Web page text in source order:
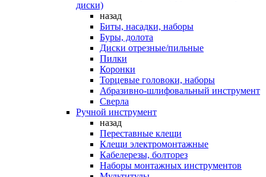
диски)
назад
Биты, насадки, наборы
Буры, долота
Диски отрезные/пильные
Пилки
Коронки
Торцевые головоки, наборы
Абразивно-шлифовальный инструмент
Сверла
Ручной инструмент
назад
Переставные клещи
Клещи электромонтажные
Кабелерезы, болторез
Наборы монтажных инструментов